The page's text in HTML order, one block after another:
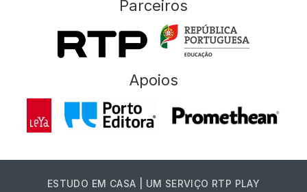
Parceiros
Apoios
ESTUDO EM CASA | UM SERVIÇO RTP PLAY